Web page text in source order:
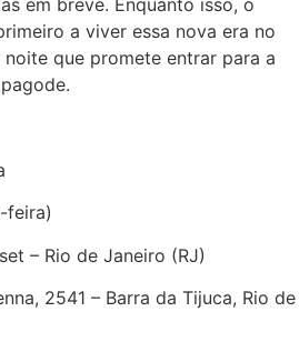
em breve. Enquanto isso, o
a viver essa nova era no
que promete entrar para a
feira)
– Rio de Janeiro (RJ)
2541 – Barra da Tijuca, Rio de